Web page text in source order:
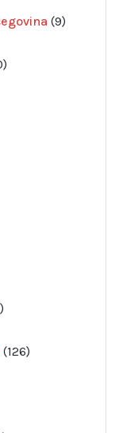
9
produkter
produkter
produkter
126
produkter